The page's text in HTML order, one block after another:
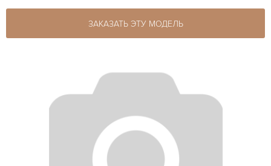
ЗАКАЗАТЬ ЭТУ МОДЕЛЬ